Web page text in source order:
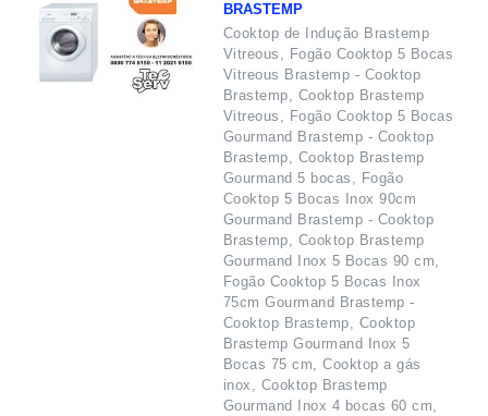
BRASTEMP
Cooktop de Indução Brastemp
Vitreous, Fogão Cooktop 5 Bocas
Vitreous Brastemp - Cooktop
Brastemp, Cooktop Brastemp
Vitreous, Fogão Cooktop 5 Bocas
Gourmand Brastemp - Cooktop
Brastemp, Cooktop Brastemp
Gourmand 5 bocas, Fogão
Cooktop 5 Bocas Inox 90cm
Gourmand Brastemp - Cooktop
Brastemp, Cooktop Brastemp
Gourmand Inox 5 Bocas 90 cm,
Fogão Cooktop 5 Bocas Inox
75cm Gourmand Brastemp -
Cooktop Brastemp, Cooktop
Brastemp Gourmand Inox 5
Bocas 75 cm, Cooktop a gás
inox, Cooktop Brastemp
Gourmand Inox 4 bocas 60 cm,